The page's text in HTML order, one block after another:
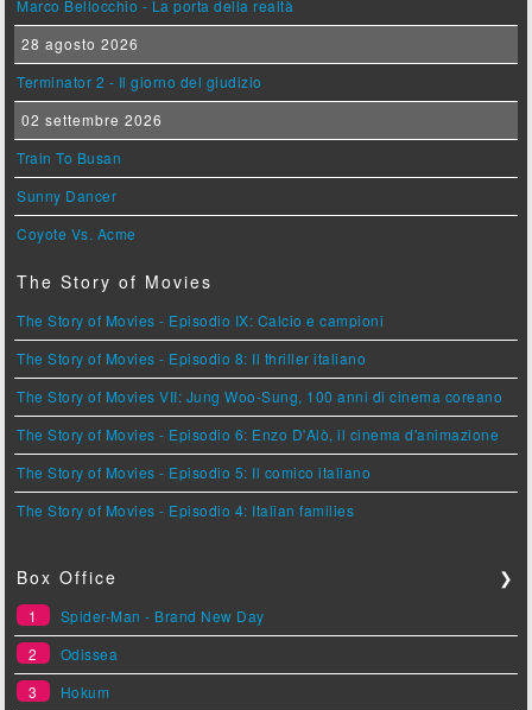
Marco Bellocchio - La porta della realtà
28 agosto 2026
Terminator 2 - Il giorno del giudizio
02 settembre 2026
Train To Busan
Sunny Dancer
Coyote Vs. Acme
The Story of Movies
The Story of Movies - Episodio IX: Calcio e campioni
The Story of Movies - Episodio 8: Il thriller italiano
The Story of Movies VII: Jung Woo-Sung, 100 anni di cinema coreano
The Story of Movies - Episodio 6: Enzo D'Alò, il cinema d'animazione
The Story of Movies - Episodio 5: Il comico italiano
The Story of Movies - Episodio 4: Italian families
Box Office ❯
1
Spider-Man - Brand New Day
2
Odissea
3
Hokum